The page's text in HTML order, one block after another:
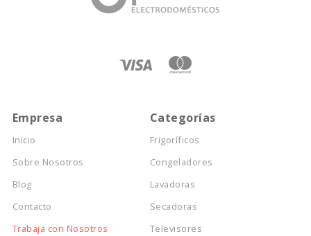
Empresa
Inicio
Sobre Nosotros
Blog
Contacto
Trabaja con Nosotros
Categorías
Frigoríficos
Congeladores
Lavadoras
Secadoras
Televisores